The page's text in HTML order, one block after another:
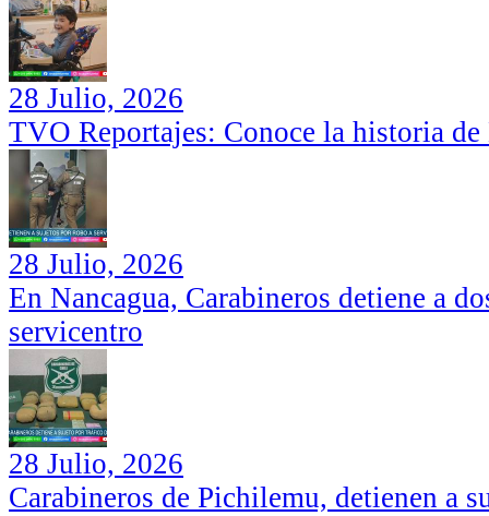
28 Julio, 2026
TVO Reportajes: Conoce la historia
28 Julio, 2026
En Nancagua, Carabineros detiene a
servicentro
28 Julio, 2026
Carabineros de Pichilemu, detienen a